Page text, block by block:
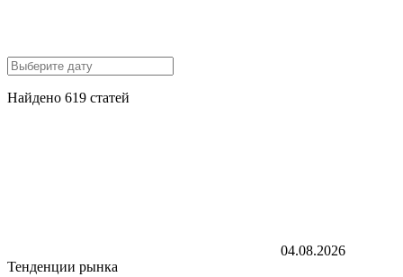
Найдено 619 статей
04.08.2026
Тенденции рынка